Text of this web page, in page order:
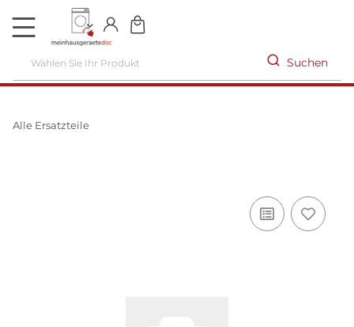
DE
Suchen
Alle Ersatzteile